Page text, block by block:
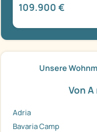
109.900 €
Unsere
Von
Adria
Bavaria Camp